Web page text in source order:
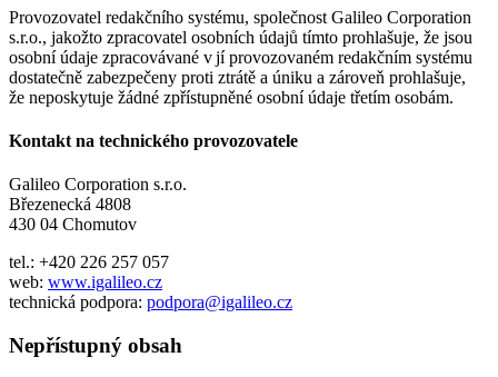
Provozovatel redakčního systému, společnost Galileo Corporation
s.r.o., jakožto zpracovatel osobních údajů tímto prohlašuje, že jsou
osobní údaje zpracovávané v jí provozovaném redakčním systému
dostatečně zabezpečeny proti ztrátě a úniku a zároveň prohlašuje,
že neposkytuje žádné zpřístupněné osobní údaje třetím osobám.
Kontakt na technického provozovatele
Galileo Corporation s.r.o.
Březenecká 4808
430 04 Chomutov
tel.: +420 226 257 057
web: www.igalileo.cz
technická podpora: podpora@igalileo.cz
Nepřístupný obsah